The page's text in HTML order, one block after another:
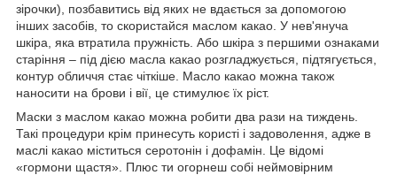
зірочки), позбавитись від яких не вдається за допомогою
інших засобів, то скористайся маслом какао. У нев'януча
шкіра, яка втратила пружність. Або шкіра з першими ознаками
старіння – під дією масла какао розгладжується, підтягується,
контур обличчя стає чіткіше. Масло какао можна також
наносити на брови і вії, це стимулює їх ріст.
Маски з маслом какао можна робити два рази на тиждень.
Такі процедури крім принесуть користі і задоволення, адже в
маслі какао міститься серотонін і дофамін. Це відомі
«гормони щастя». Плюс ти огорнеш собі неймовірним